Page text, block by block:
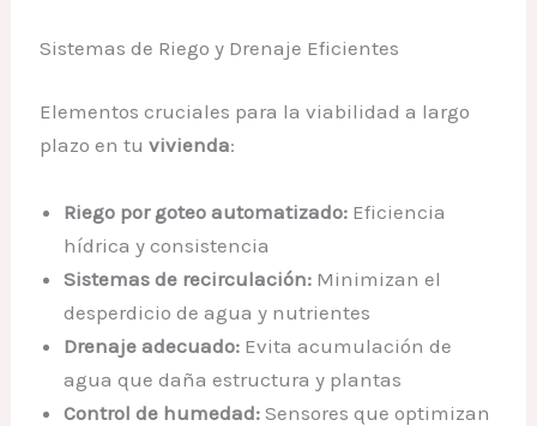
Sistemas de Riego y Drenaje Eficientes
Elementos cruciales para la viabilidad a largo
plazo en tuvivienda:
Riego por goteo automatizado: Eficiencia
hídrica y consistencia
Sistemas de recirculación: Minimizan el
desperdicio de agua y nutrientes
Drenaje adecuado: Evita acumulación de
agua que daña estructura y plantas
Control de humedad: Sensores que optimizan